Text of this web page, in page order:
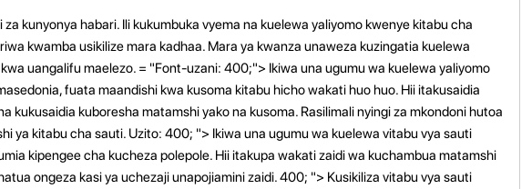
kunyonya habari. Ili kukumbuka vyema na kuelewa yaliyomo kwenye kitabu cha
kwamba usikilize mara kadhaa. Mara ya kwanza unaweza kuzingatia kuelewa
uangalifu maelezo. = "Font-uzani: 400;"> Ikiwa una ugumu wa kuelewa yaliyomo
fuata maandishi kwa kusoma kitabu hicho wakati huo huo. Hii itakusaidia
kukusaidia kuboresha matamshi yako na kusoma. Rasilimali nyingi za mkondoni hutoa
ya kitabu cha sauti. Uzito: 400; "> Ikiwa una ugumu wa kuelewa vitabu vya sauti
kipengee cha kucheza polepole. Hii itakupa wakati zaidi wa kuchambua matamshi
ongeza kasi ya uchezaji unapojiamini zaidi. 400; "> Kusikiliza vitabu vya sauti